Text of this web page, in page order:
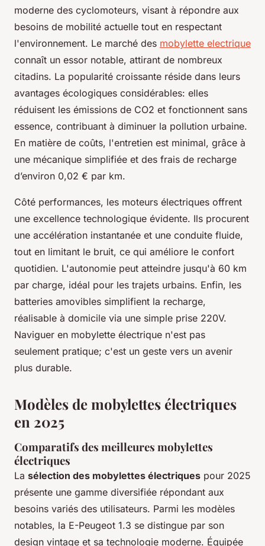
moderne des cyclomoteurs, visant à répondre aux
besoins de mobilité actuelle tout en respectant
l'environnement. Le marché des mobylette electrique
connaît un essor notable, attirant de nombreux
citadins. La popularité croissante réside dans leurs
avantages écologiques considérables: elles
réduisent les émissions de CO2 et fonctionnent sans
essence, contribuant à diminuer la pollution urbaine.
En matière de coûts, l'entretien est minimal, grâce à
une mécanique simplifiée et des frais de recharge
d’environ 0,02 € par km.
Côté performances, les moteurs électriques offrent
une excellence technologique évidente. Ils procurent
une accélération instantanée et une conduite fluide,
tout en limitant le bruit, ce qui améliore le confort
quotidien. L'autonomie peut atteindre jusqu'à 60 km
par charge, idéal pour les trajets urbains. Enfin, les
batteries amovibles simplifient la recharge,
réalisable à domicile via une simple prise 220V.
Naviguer en mobylette électrique n'est pas
seulement pratique; c'est un geste vers un avenir
plus durable.
Modèles de mobylettes électriques
en 2025
Comparatifs des meilleures mobylettes
électriques
La sélection des mobylettes électriques pour 2025
présente une gamme diversifiée répondant aux
besoins variés des utilisateurs. Parmi les modèles
notables, la E-Peugeot 1.3 se distingue par son
design vintage et sa technologie moderne. Équipée